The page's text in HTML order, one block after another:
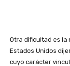
Otra dificultad es la
Estados Unidos
cuyo carácter